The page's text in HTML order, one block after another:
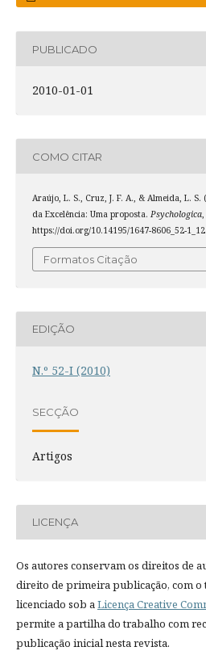
PUBLICADO
2010-01-01
COMO CITAR
Araújo, L. S., Cruz, J. F. A., & Almeida, L.
da Excelência: Uma proposta. Psychologica,
https://doi.org/10.14195/1647-8606_52-1_12
Formatos Citação
EDIÇÃO
N.º 52-I (2010)
SECÇÃO
Artigos
LICENÇA
Os autores conservam os direitos de
direito de primeira publicação, com o
licenciado sob aLicença Creative
permite a partilha do trabalho com
publicação inicial nesta revista.